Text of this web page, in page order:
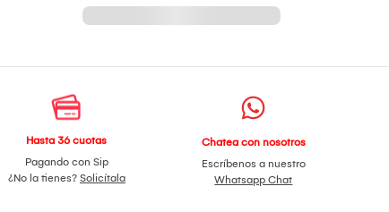
Hasta 36 cuotas
Pagando con Sip
¿No la tienes? Solicítala
Chatea con nosotros
Escríbenos a nuestro
Whatsapp Chat